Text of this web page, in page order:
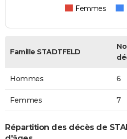
Femmes
Famille STADTFELD
Hommes 6
Femmes 7
Répartition des décès de